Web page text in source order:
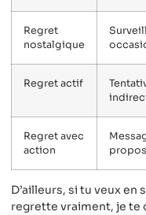
Regret
nostalgique
Regret actif
Regret avec
action
D’ailleurs, si tu veux en
regrette vraiment, je te